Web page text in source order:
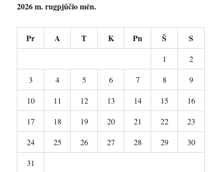
2026 m. rugpjūčio mėn.
Pr A T K Pn Š S
1
2
3
4 5 6 7 8
9
10
11 12 13 14 15
16
17
18 19 20 21 22
23
24
25 26 27 28 29
30
31